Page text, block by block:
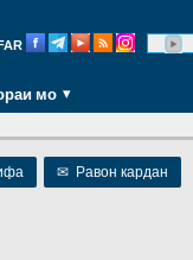
FAR
мо
✉ Равон кардан